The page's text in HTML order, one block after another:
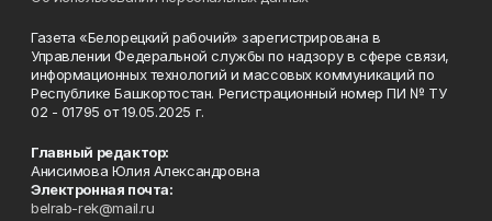
Газета «Белорецкий рабочий» зарегистрирована в
Управлении Федеральной службы по надзору в сфере связи,
информационных технологий и массовых коммуникаций по
Республике Башкортостан. Регистрационный номер ПИ № ТУ
02 - 01795 от 19.05.2025 г.
Главный редактор:
Анисимова Юлия Александровна
Электронная почта:
belrab-rek@mail.ru